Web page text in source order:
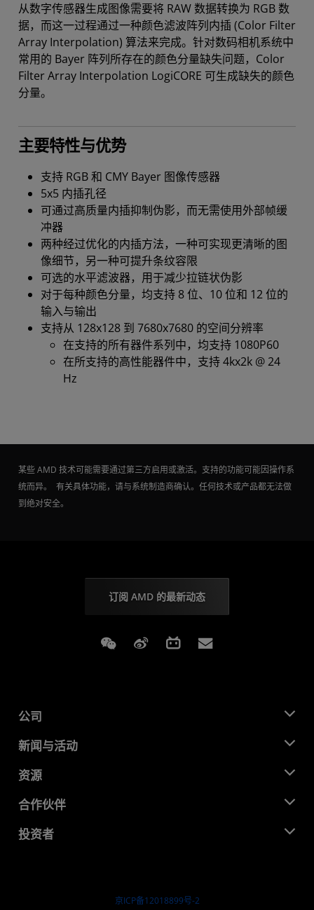
从数字传感器生成图像需要将 RAW 数据转换为 RGB 数
据，而这一过程通过一种颜色滤波阵列内插 (Color Filter
Array Interpolation) 算法来完成。针对数码相机系统中
常用的 Bayer 阵列所存在的颜色分量缺失问题，Color
Filter Array Interpolation LogiCORE 可生成缺失的颜色
分量。
主要特性与优势
支持 RGB 和 CMY Bayer 图像传感器
5x5 内插孔径
可通过高质量内插抑制伪影，而无需使用外部帧缓
冲器
两种经过优化的内插方法，一种可实现更清晰的图
像细节，另一种可提升条纹容限
可选的水平滤波器，用于减少拉链状伪影
对于每种颜色分量，均支持 8 位、10 位和 12 位的
输入与输出
支持从 128x128 到 7680x7680 的空间分辨率
在支持的所有器件系列中，均支持 1080P60
在所支持的高性能器件中，支持 4kx2k @ 24
Hz
某些 AMD 技术可能需要通过第三方启用或激活。支持的功能可能因操作系
统而异。 有关具体功能，请与系统制造商确认。任何技术或产品都无法做
到绝对安全。
订阅 AMD 的最新动态
Weixin Weibo Bilibili
公司
关于 AMD
企业责任
就业机会
联系我们
新闻与活动
新闻中心
媒体库
资源
开发中心
成功案例
合作伙伴
AMD 合作伙伴中心
投资者
京ICP备12018899号-2